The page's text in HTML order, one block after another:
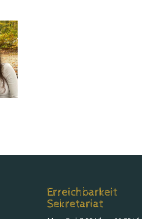
Erreichbarkeit
Sekretariat